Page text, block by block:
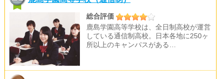
総合評価
鹿島学園高等学校は、全日制高校が運営
している通信制高校。日本各地に250ヶ
所以上のキャンパスがある…